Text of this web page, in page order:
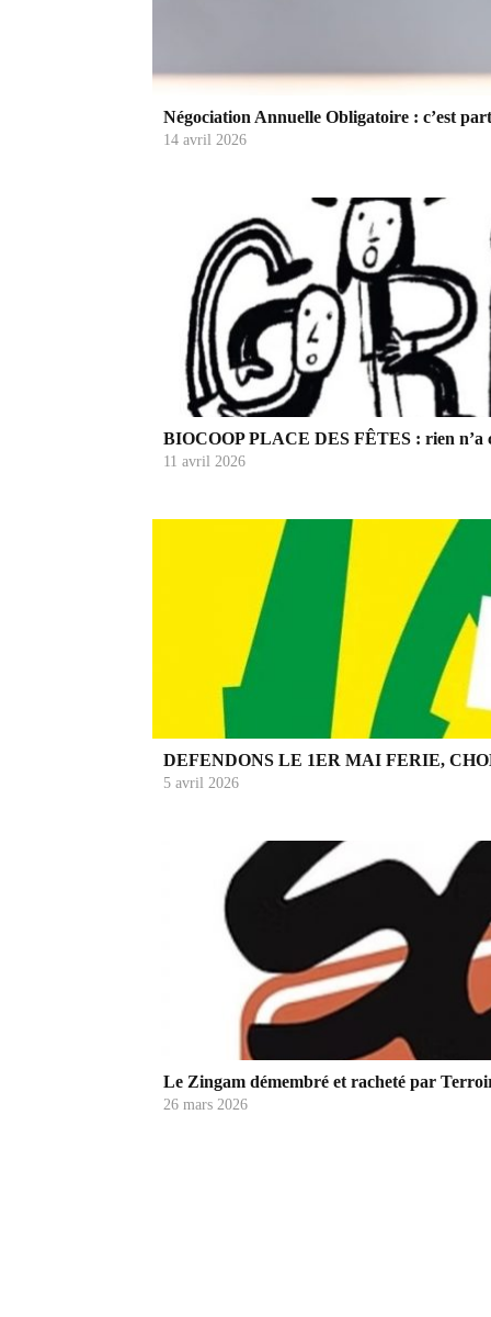
Négociation Annuelle Obligatoire : c’est
14 avril 2026
BIOCOOP PLACE DES FÊTES : rien n’a
11 avril 2026
DEFENDONS LE 1ER MAI FERIE,
5 avril 2026
Le Zingam démembré et racheté par
26 mars 2026